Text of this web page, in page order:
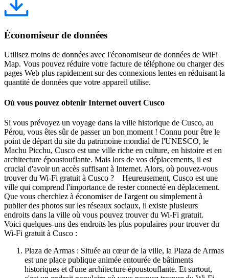
Économiseur de données
Utilisez moins de données avec l'économiseur de données de WiFi
Map. Vous pouvez réduire votre facture de téléphone ou charger des
pages Web plus rapidement sur des connexions lentes en réduisant la
quantité de données que votre appareil utilise.
Où vous pouvez obtenir Internet ouvert Cusco
Si vous prévoyez un voyage dans la ville historique de Cusco, au
Pérou, vous êtes sûr de passer un bon moment ! Connu pour être le
point de départ du site du patrimoine mondial de l'UNESCO, le
Machu Picchu, Cusco est une ville riche en culture, en histoire et en
architecture époustouflante. Mais lors de vos déplacements, il est
crucial d'avoir un accès suffisant à Internet. Alors, où pouvez-vous
trouver du Wi-Fi gratuit à Cusco ? Heureusement, Cusco est une
ville qui comprend l'importance de rester connecté en déplacement.
Que vous cherchiez à économiser de l'argent ou simplement à
publier des photos sur les réseaux sociaux, il existe plusieurs
endroits dans la ville où vous pouvez trouver du Wi-Fi gratuit.
Voici quelques-uns des endroits les plus populaires pour trouver du
Wi-Fi gratuit à Cusco :
Plaza de Armas : Située au cœur de la ville, la Plaza de Armas
est une place publique animée entourée de bâtiments
historiques et d'une architecture époustouflante. Et surtout,